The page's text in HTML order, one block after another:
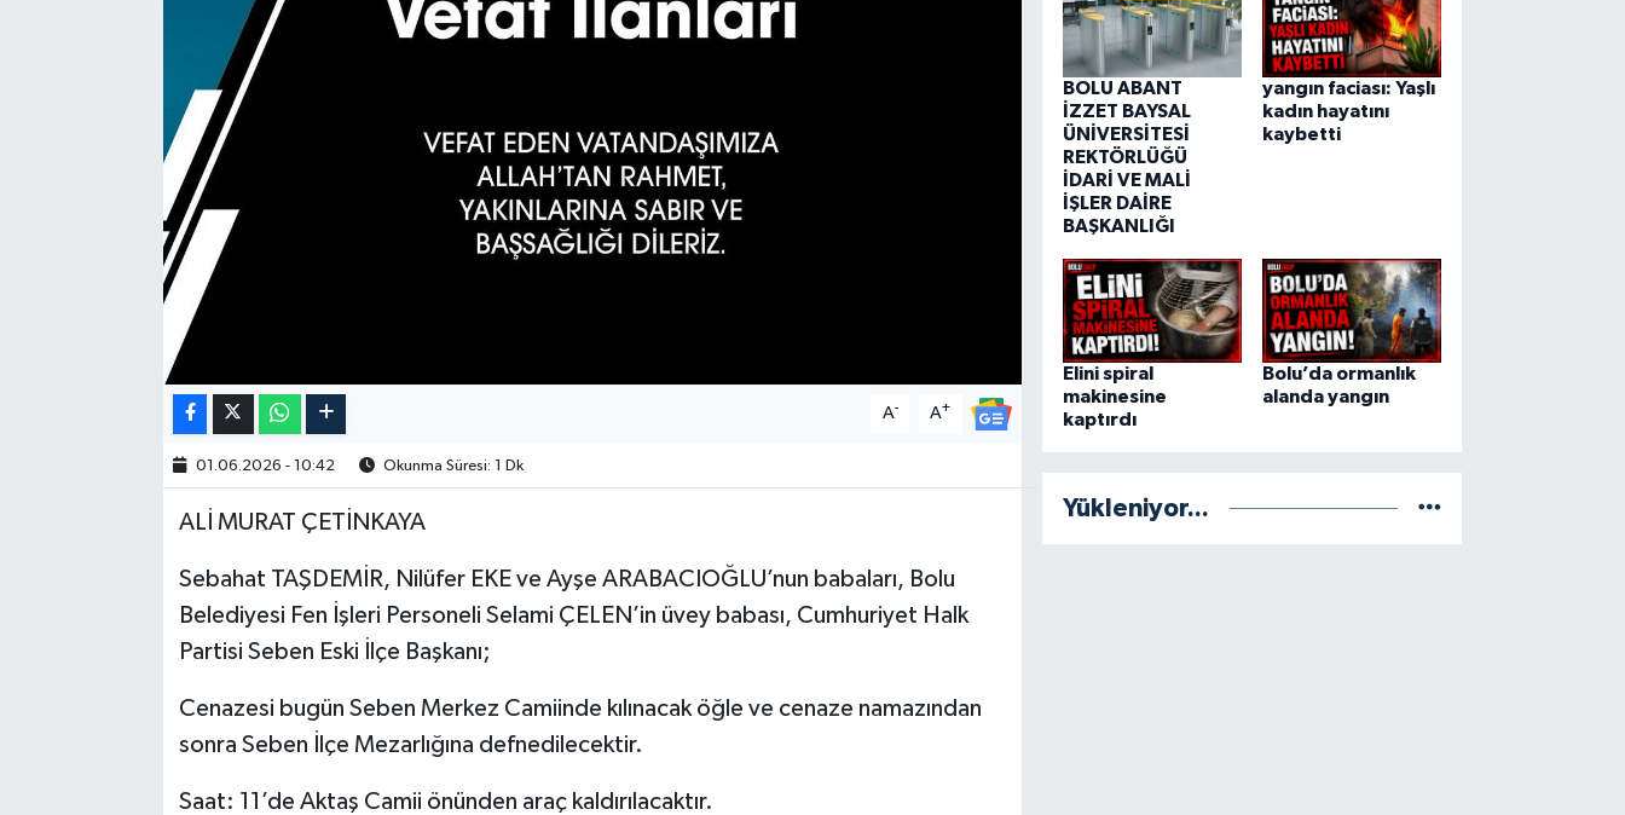
A- A+
01.06.2026 - 10:42 Okunma Süresi: 1 Dk
ALİ MURAT ÇETİNKAYA
Sebahat TAŞDEMİR, Nilüfer EKE ve Ayşe ARABACIOĞLU’nun babaları, Bolu
Belediyesi Fen İşleri Personeli Selami ÇELEN’in üvey babası, Cumhuriyet Halk
Partisi Seben Eski İlçe Başkanı;
Cenazesi bugün Seben Merkez Camiinde kılınacak öğle ve cenaze namazından
sonra Seben İlçe Mezarlığına defnedilecektir.
Saat: 11’de Aktaş Camii önünden araç kaldırılacaktır.
BOLU ABANT
İZZET BAYSAL
ÜNİVERSİTESİ
REKTÖRLÜĞÜ
İDARİ VE MALİ
İŞLER DAİRE
BAŞKANLIĞI
yangın faciası: Yaşlı
kadın hayatını
kaybetti
Elini spiral
makinesine
kaptırdı
Bolu’da ormanlık
alanda yangın
Yükleniyor...